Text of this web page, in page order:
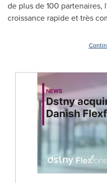
de plus de 100 partenaires,
croissance rapide et très